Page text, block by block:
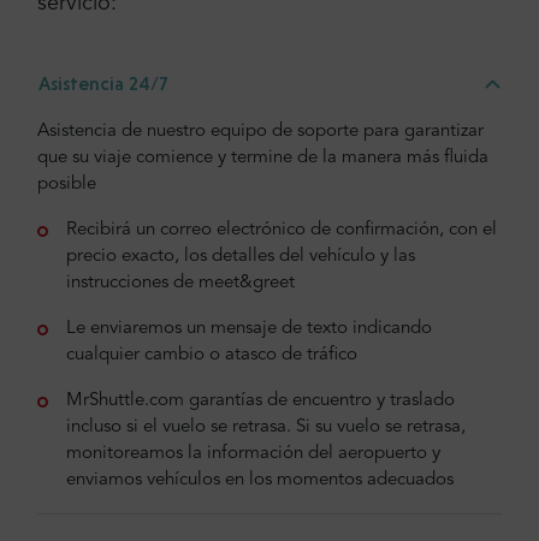
Asistencia 24/7
Asistencia de nuestro equipo de soporte para garantizar
que su viaje comience y termine de la manera más fluida
posible
Recibirá un correo electrónico de confirmación, con el
precio exacto, los detalles del vehículo y las
instrucciones de meet&greet
Le enviaremos un mensaje de texto indicando
cualquier cambio o atasco de tráfico
MrShuttle.com garantías de encuentro y traslado
incluso si el vuelo se retrasa. Si su vuelo se retrasa,
monitoreamos la información del aeropuerto y
enviamos vehículos en los momentos adecuados